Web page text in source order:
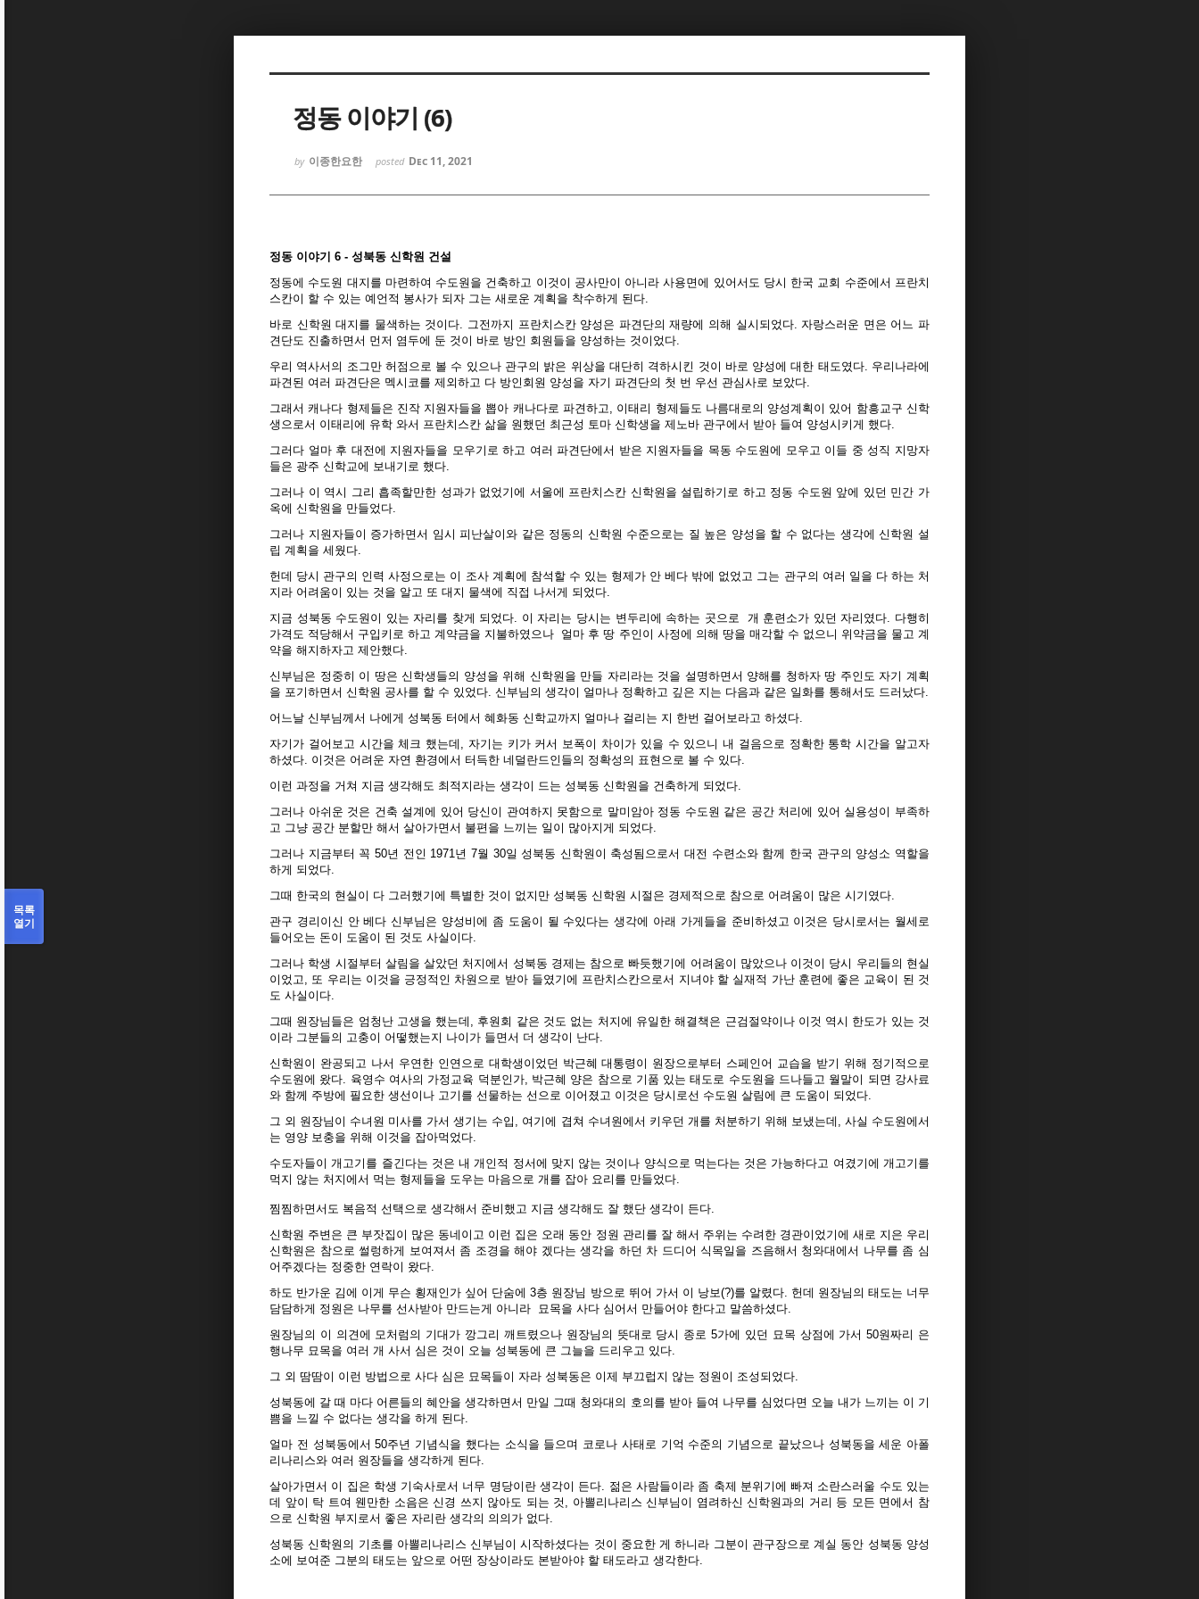
정동 이야기 (6)
by 이종한요한 posted Dec 11, 2021
정동 이야기 6 - 성북동 신학원 건설
정동에 수도원 대지를 마련하여 수도원을 건축하고 이것이 공사만이 아니라 사용면에 있어서도 당시 한국 교회 수준에서 프란치
스칸이 할 수 있는 예언적 봉사가 되자 그는 새로운 계획을 착수하게 된다.
바로 신학원 대지를 물색하는 것이다. 그전까지 프란치스칸 양성은 파견단의 재량에 의해 실시되었다. 자랑스러운 면은 어느 파
견단도 진출하면서 먼저 염두에 둔 것이 바로 방인 회원들을 양성하는 것이었다.
우리 역사서의 조그만 허점으로 볼 수 있으나 관구의 밝은 위상을 대단히 격하시킨 것이 바로 양성에 대한 태도였다. 우리나라에
파견된 여러 파견단은 멕시코를 제외하고 다 방인회원 양성을 자기 파견단의 첫 번 우선 관심사로 보았다.
그래서 캐나다 형제들은 진작 지원자들을 뽑아 캐나다로 파견하고, 이태리 형제들도 나름대로의 양성계획이 있어 함흥교구 신학
생으로서 이태리에 유학 와서 프란치스칸 삶을 원했던 최근성 토마 신학생을 제노바 관구에서 받아 들여 양성시키게 했다.
그러다 얼마 후 대전에 지원자들을 모우기로 하고 여러 파견단에서 받은 지원자들을 목동 수도원에 모우고 이들 중 성직 지망자
들은 광주 신학교에 보내기로 했다.
그러나 이 역시 그리 흡족할만한 성과가 없었기에 서울에 프란치스칸 신학원을 설립하기로 하고 정동 수도원 앞에 있던 민간 가
옥에 신학원을 만들었다.
그러나 지원자들이 증가하면서 임시 피난살이와 같은 정동의 신학원 수준으로는 질 높은 양성을 할 수 없다는 생각에 신학원 설
립 계획을 세웠다.
헌데 당시 관구의 인력 사정으로는 이 조사 계획에 참석할 수 있는 형제가 안 베다 밖에 없었고 그는 관구의 여러 일을 다 하는 처
지라 어려움이 있는 것을 알고 또 대지 물색에 직접 나서게 되었다.
지금 성북동 수도원이 있는 자리를 찾게 되었다. 이 자리는 당시는 변두리에 속하는 곳으로
개 훈련소가 있던 자리였다. 다행히
가격도 적당해서 구입키로 하고 계약금을 지불하였으나 얼마 후 땅 주인이 사정에 의해 땅을 매각할 수 없으니 위약금을 물고 계
약을 해지하자고 제안했다.
신부님은 정중히 이 땅은 신학생들의 양성을 위해 신학원을 만들 자리라는 것을 설명하면서 양해를 청하자 땅 주인도 자기 계획
을 포기하면서 신학원 공사를 할 수 있었다. 신부님의 생각이 얼마나 정확하고 깊은 지는 다음과 같은 일화를 통해서도 드러났다.
어느날 신부님께서 나에게 성북동 터에서 혜화동 신학교까지 얼마나 걸리는 지 한번 걸어보라고 하셨다.
자기가 걸어보고 시간을 체크 했는데, 자기는 키가 커서 보폭이 차이가 있을 수 있으니 내 걸음으로 정확한 통학 시간을 알고자
하셨다. 이것은 어려운 자연 환경에서 터득한 네덜란드인들의 정확성의 표현으로 볼 수 있다.
이런 과정을 거쳐 지금 생각해도 최적지라는 생각이 드는 성북동 신학원을 건축하게 되었다.
그러나 아쉬운 것은 건축 설계에 있어 당신이 관여하지 못함으로 말미암아 정동 수도원 같은 공간 처리에 있어 실용성이 부족하
고 그냥 공간 분할만 해서 살아가면서 불편을 느끼는 일이 많아지게 되었다.
그러나 지금부터 꼭 50년 전인 1971년 7월 30일 성북동 신학원이 축성됨으로서 대전 수련소와 함께 한국 관구의 양성소 역할을
하게 되었다.
그때 한국의 현실이 다 그러했기에 특별한 것이 없지만 성북동 신학원 시절은 경제적으로 참으로 어려움이 많은 시기였다.
관구 경리이신 안 베다 신부님은 양성비에 좀 도움이 될 수있다는 생각에 아래 가게들을 준비하셨고 이것은 당시로서는 월세로
들어오는 돈이 도움이 된 것도 사실이다.
그러나 학생 시절부터 살림을 살았던 처지에서 성북동 경제는 참으로 빠듯했기에 어려움이 많았으나 이것이 당시 우리들의 현실
이었고, 또 우리는 이것을 긍정적인 차원으로 받아 들였기에 프란치스칸으로서 지녀야 할 실재적 가난 훈련에 좋은 교육이 된 것
도 사실이다.
그때 원장님들은 엄청난 고생을 했는데, 후원회 같은 것도 없는 처지에 유일한 해결책은 근검절약이나 이것 역시 한도가 있는 것
이라 그분들의 고충이 어떻했는지 나이가 들면서 더 생각이 난다.
신학원이 완공되고 나서 우연한 인연으로 대학생이었던 박근혜 대통령이 원장으로부터 스페인어 교습을 받기 위해 정기적으로
수도원에 왔다. 육영수 여사의 가정교육 덕분인가, 박근혜 양은 참으로 기품 있는 태도로 수도원을 드나들고 월말이 되면 강사료
와 함께 주방에 필요한 생선이나 고기를 선물하는 선으로 이어졌고 이것은 당시로선 수도원 살림에 큰 도움이 되었다.
그 외 원장님이 수녀원 미사를 가서 생기는 수입, 여기에 겹쳐 수녀원에서 키우던 개를 처분하기 위해 보냈는데, 사실 수도원에서
는 영양 보충을 위해 이것을 잡아먹었다.
수도자들이 개고기를 즐긴다는 것은 내 개인적 정서에 맞지 않는 것이나 양식으로 먹는다는 것은 가능하다고 여겼기에 개고기를
먹지 않는 처지에서 먹는 형제들을 도우는 마음으로 개를 잡아 요리를 만들었다.
찜찜하면서도 복음적 선택으로 생각해서 준비했고 지금 생각해도 잘 했단 생각이 든다.
신학원 주변은 큰 부잣집이 많은 동네이고 이런 집은 오래 동안 정원 관리를 잘 해서 주위는 수려한 경관이었기에 새로 지은 우리
신학원은 참으로 썰렁하게 보여져서 좀 조경을 해야 겠다는 생각을 하던 차 드디어 식목일을 즈음해서 청와대에서 나무를 좀 심
어주겠다는 정중한 연락이 왔다.
하도 반가운 김에 이게 무슨 횡재인가 싶어 단숨에 3층 원장님 방으로 뛰어 가서 이 낭보(?)를 알렸다. 헌데 원장님의 태도는 너무
담담하게 정원은 나무를 선사받아 만드는게 아니라 묘목을 사다 심어서 만들어야 한다고 말씀하셨다.
원장님의 이 의견에 모처럼의 기대가 깡그리 깨트렸으나 원장님의 뜻대로 당시 종로 5가에 있던 묘목 상점에 가서 50원짜리 은
행나무 묘목을 여러 개 사서 심은 것이 오늘 성북동에 큰 그늘을 드리우고 있다.
그 외 땀땀이 이런 방법으로 사다 심은 묘목들이 자라 성북동은 이제 부끄럽지 않는 정원이 조성되었다.
성북동에 갈 때 마다 어른들의 혜안을 생각하면서 만일 그때 청와대의 호의를 받아 들여 나무를 심었다면 오늘 내가 느끼는 이 기
쁨을 느낄 수 없다는 생각을 하게 된다.
얼마 전 성북동에서 50주년 기념식을 했다는 소식을 들으며 코로나 사태로 기억 수준의 기념으로 끝났으나 성북동을 세운 아폴
리나리스와 여러 원장들을 생각하게 된다.
살아가면서 이 집은 학생 기숙사로서 너무 명당이란 생각이 든다. 젊은 사람들이라 좀 축제 분위기에 빠져 소란스러울 수도 있는
데 앞이 탁 트여 웬만한 소음은 신경 쓰지 않아도 되는 것, 아뽈리나리스 신부님이 염려하신 신학원과의 거리 등 모든 면에서 참
으로 신학원 부지로서 좋은 자리란 생각의 의의가 없다.
성북동 신학원의 기초를 아뽈리나리스 신부님이 시작하셨다는 것이 중요한 게 하니라 그분이 관구장으로 계실 동안 성북동 양성
소에 보여준 그분의 태도는 앞으로 어떤 장상이라도 본받아야 할 태도라고 생각한다.
목록
열기
Sketchbook5, 스케치북5
Sketchbook5, 스케치북5